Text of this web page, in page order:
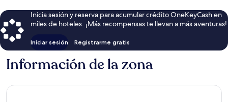
Inicia sesión y reserva para acumular crédito OneKeyCash en
miles de hoteles. ¡Más recompensas te llevan a más aventuras!
Iniciar sesión Registrarme gratis
Información de la zona